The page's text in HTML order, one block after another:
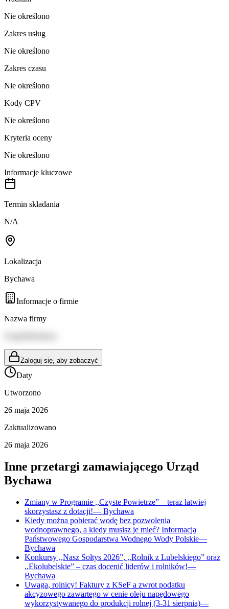
Nie określono
Zakres usług
Nie określono
Zakres czasu
Nie określono
Kody CPV
Nie określono
Kryteria oceny
Nie określono
Informacje kluczowe
Termin składania
N/A
Lokalizacja
Bychawa
Informacje o firmie
Nazwa firmy
Zaloguj się, aby zobaczyć
Daty
Utworzono
26 maja 2026
Zaktualizowano
26 maja 2026
Inne przetargi zamawiającego Urząd
Bychawa
Zmiany w Programie ,,Czyste Powietrze” – teraz łatwiej
skorzystasz z dotacji!— Bychawa
Kiedy można pobierać wodę bez pozwolenia
wodnoprawnego, a kiedy musisz je mieć? Informacja
Państwowego Gospodarstwa Wodnego Wody Polskie—
Bychawa
Konkursy ,,Nasz Sołtys 2026”, ,,Rolnik z Lubelskiego” oraz
,,Ekolubelskie” – czas docenić liderów i rolników!—
Bychawa
Uwaga, rolnicy! Faktury z KSeF a zwrot podatku
akcyzowego zawartego w cenie oleju napędowego
wykorzystywanego do produkcji rolnej (3-31 sierpnia)—